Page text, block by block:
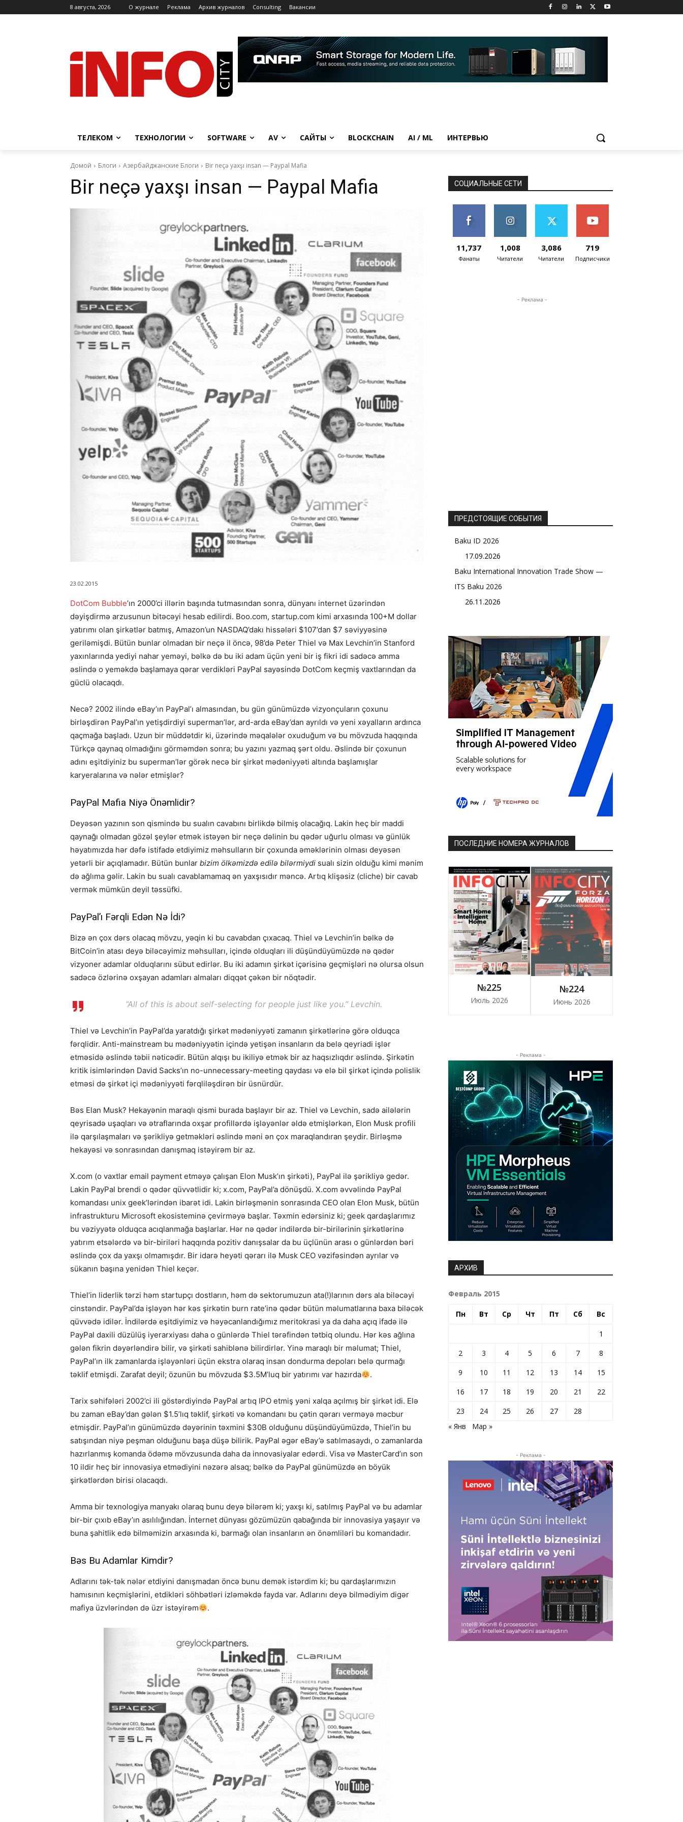
8 августа, 2026 O журнале Реклама Архив журналов Consulting Вакансии
ТЕЛЕКОМ ТЕХНОЛОГИИ SOFTWARE AV САЙТЫ BLOCKCHAIN AI / ML ИНТЕРВЬЮ
Домой Блоги Азербайджанские Блоги Bir neçə yaxşı insan — Paypal Mafia
Bir neçə yaxşı insan — Paypal Mafia
23.02.2015
DotCom Bubble’ın 2000’ci illərin başında tutmasından sonra, dünyanı internet üzərindən
dəyişdirmə arzusunun bitəcəyi hesab edilirdi. Boo.com, startup.com kimi arxasında 100+M dollar
yatırımı olan şirkətlər batmış, Amazon’un NASDAQ’dakı hissələri $107’dan $7 səviyyəsinə
geriləmişdi. Bütün bunlar olmadan bir neçə il öncə, 98’də Peter Thiel və Max Levchin’in Stanford
yaxınlarında yediyi nahar yeməyi, bəlkə də bu iki adam üçün yeni bir iş fikri idi sadəcə amma
əslində o yeməkdə başlamaya qərar verdikləri PayPal sayəsində DotCom keçmiş vaxtlarından da
güclü olacaqdı.
Necə? 2002 ilində eBay’ın PayPal’ı almasından, bu gün günümüzdə vizyonçuların çoxunu
birləşdirən PayPal’ın yetişdirdiyi superman’lər, ard-arda eBay’dan ayrıldı və yeni xəyalların ardınca
qaçmağa başladı. Uzun bir müddətdir ki, üzərində məqalələr oxuduğum və bu mövzuda haqqında
Türkçə qaynaq olmadığını görməmdən sonra; bu yazını yazmaq şərt oldu. Əslində bir çoxunun
adını eşitdiyiniz bu superman’lər görək necə bir şirkət mədəniyyəti altında başlamışlar
karyeralarına və nələr etmişlər?
PayPal Mafia Niyə Önəmlidir?
Deyəsən yazının son qismində bu sualın cavabını birlikdə bilmiş olacağıq. Lakin heç bir maddi
qaynağı olmadan gözəl şeylər etmək istəyən bir neçə dəlinin bu qədər uğurlu olması və günlük
həyatımızda hər dəfə istifadə etdiyimiz məhsulların bir çoxunda əməklərinin olması deyəsən
yetərli bir açıqlamadır. Bütün bunlar bizim ölkəmizdə edilə bilərmiydi sualı sizin olduğu kimi mənim
də ağlıma gəlir. Lakin bu sualı cavablamamaq ən yaxşısıdır məncə. Artıq klişəsiz (cliche) bir cavab
vermək mümkün deyil təssüfki.
PayPal’ı Fərqli Edən Nə İdi?
Bizə ən çox dərs olacaq mövzu, yəqin ki bu cavabdan çıxacaq. Thiel və Levchin’in bəlkə də
BitCoin’in atası deyə biləcəyimiz məhsulları, içində olduqları ili düşündüyümüzdə nə qədər
vizyoner adamlar olduqlarını sübut edirlər. Bu iki adamın şirkət içərisinə geçmişləri nə olursa olsun
sadəcə özlərinə oxşayan adamları almaları diqqət çəkən bir nöqtədir.
“All of this is about self-selecting for people just like you.” Levchin.
Thiel və Levchin’in PayPal’da yaratdığı şirkət mədəniyyəti zamanın şirkətlərinə görə olduqca
fərqlidir. Anti-mainstream bu mədəniyyətin içində yetişən insanların da belə qeyriadi işlər
etməsidə əslində təbii nəticədir. Bütün alqışı bu ikiliyə etmək bir az haqsızlıqdır əslində. Şirkətin
kritik isimlərindən David Sacks’ın no-unnecessary-meeting qaydası və elə bil şirkət içində polislik
etməsi də şirkət içi mədəniyyəti fərqliləşdirən bir üsnürdür.
Bəs Elan Musk? Hekayənin maraqlı qismi burada başlayır bir az. Thiel və Levchin, sadə ailələrin
qeyrisadə uşaqları və ətraflarında oxşar profillərdə işləyənlər əldə etmişlərkən, Elon Musk profili
ilə qarşılaşmaları və şərikliyə getməkləri əslində məni ən çox maraqlandıran şeydir. Birləşmə
hekayəsi və sonrasından danışmaq istəyirəm bir az.
X.com (o vaxtlar email payment etməyə çalışan Elon Musk’ın şirkəti), PayPal ilə şərikliyə gedər.
Lakin PayPal brendi o qədər qüvvətlidir ki; x.com, PayPal’a dönüşdü. X.com əvvəlində PayPal
komandası unix geek’lərindən ibarət idi. Lakin birləşmənin sonrasında CEO olan Elon Musk, bütün
infrastrukturu Microsoft ekosisteminə çevirməyə başlar. Təxmin edərsiniz ki; geek qardaşlarımız
bu vəziyyətə olduqca acıqlanmağa başlarlar. Hər nə qədər indilərdə bir-birilərinin şirkətlərinə
yatırım etsələrdə və bir-biriləri haqqında pozitiv danışsalar da bu üçlünün arası o günlərdən bəri
əslində çox da yaxşı olmamışdır. Bir idarə heyəti qərarı ilə Musk CEO vəzifəsindən ayrılar və
sükanın başına yenidən Thiel keçər.
Thiel’in liderlik tərzi həm startupçı dostların, həm də sektorumuzun ata(!)larının dərs ala biləcəyi
cinstəndir. PayPal’da işləyən hər kəs şirkətin burn rate’inə qədər bütün məlumatlarına baxa biləcək
qüvvədə idilər. İndilərdə eşitdiyimiz və həyəcanlandığımız meritokrasi ya da daha açıq ifadə ilə
PayPal daxili düzülüş iyerarxiyası daha o günlərdə Thiel tərəfindən tətbiq olundu. Hər kəs ağlına
gələn fikrin dəyərləndirə bilir, və şirkəti sahiblənə bilirdirlər. Yinə maraqlı bir məlumat; Thiel,
PayPal’ın ilk zamanlarda işləyənləri üçün ekstra olaraq insan dondurma depoları belə qurmağı
təklif etmişdi. Zarafat deyil; özunün bu mövzuda $3.5M’luq bir yatırımı var hazırda
.
Tarix səhifələri 2002’ci ili göstərdiyində PayPal artıq IPO etmiş yəni xalqa açılmış bir şirkət idi. Elə
bu zaman eBay’dan gələn $1.5’lıq təklif, şirkəti və komandanı bu çətin qərarı verməyə məcbur
etmişdir. PayPal’ın günümüzdə dəyərinin təxmini $30B olduğunu düşündüyümüzdə, Thiel’in bu
satışından niyə peşman olduğunu başa düşə bilirik. PayPal əgər eBay’ə satılmasaydı, o zamanlarda
hazırlanmış komanda ödəmə mövzusunda daha da innovasiyalar edərdi. Visa və MasterCard’ın son
10 ildir heç bir innovasiya etmədiyini nəzərə alsaq; bəlkə də PayPal günümüzdə ən böyük
şirkətlərdən birisi olacaqdı.
Amma bir texnologiya manyakı olaraq bunu deyə bilərəm ki; yaxşı ki, satılmış PayPal və bu adamlar
bir-bir çıxıb eBay’ın asılılığından. İnternet dünyası gözümüzün qabağında bir innovasiya yaşayır və
buna şahitlik edə bilməmizin arxasında ki, barmağı olan insanların ən önəmliləri bu komandadır.
Bəs Bu Adamlar Kimdir?
Adlarını tək-tək nələr etdiyini danışmadan öncə bunu demək istərdim ki; bu qardaşlarımızın
hamısının keçmişlərini, etdikləri söhbətləri izləməkdə fayda var. Adlarını deyə bilmədiyim digər
mafiya üzvlərindən də üzr istəyirəm
.
СОЦИАЛЬНЫЕ СЕТИ
11,737
Фанаты
1,008
Читатели
3,086
Читатели
719
Подписчики
- Реклама -
ПРЕДСТОЯЩИЕ СОБЫТИЯ
Baku ID 2026
17.09.2026
Baku International Innovation Trade Show —
ITS Baku 2026
26.11.2026
ПОСЛЕДНИЕ НОМЕРА ЖУРНАЛОВ
№225
Июль 2026
№224
Июнь 2026
- Реклама -
АРХИВ
Февраль 2015
Пн Вт Ср Чт Пт Сб Вс
1
2
3 4 5 6 7
8
9
10 11 12 13 14
15
16
17 18 19 20 21
22
23
24 25 26 27
28
« Янв
Мар »
- Реклама -